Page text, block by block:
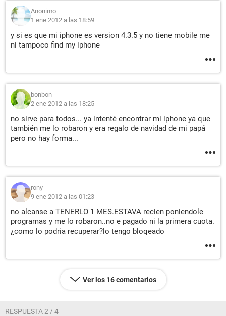
Anonimo
1 ene 2012 a las 18:59
y si es que mi iphone es version 4.3.5 y no tiene mobile me
ni tampoco find my iphone
bonbon
2 ene 2012 a las 18:25
no sirve para todos... ya intenté encontrar mi iphone ya que
también me lo robaron y era regalo de navidad de mi papá
pero no hay forma...
rony
9 ene 2012 a las 01:23
no alcanse a TENERLO 1 MES.ESTAVA recien poniendole
programas y me lo robaron..no e pagado ni la primera cuota.
¿como lo podria recuperar?lo tengo bloqeado
Ver los 16 comentarios
RESPUESTA 2 / 4